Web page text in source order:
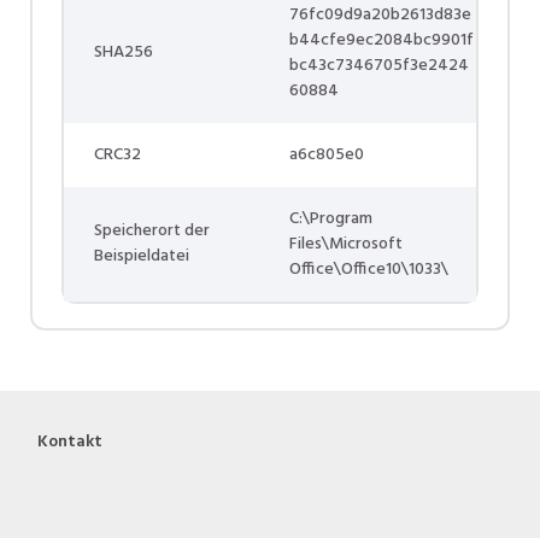
SHA256
76fc09d9a20b2613d83e
b44cfe9ec2084bc9901f
bc43c7346705f3e2424
60884
CRC32 a6c805e0
Speicherort der
Beispieldatei
C:\Program
Files\Microsoft
Office\Office10\1033\
Kontakt